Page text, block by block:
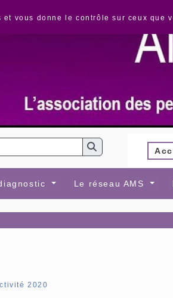
Le réseau AMS
2020
vous donne le contrôle sur ceux que